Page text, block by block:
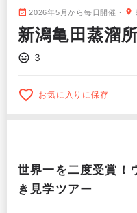
2026年5月から毎日開催
新潟亀田蒸溜
3
お気に入りに保存
世界一を二度受賞！
き見学ツアー